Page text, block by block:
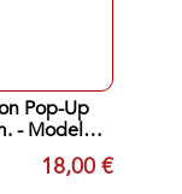
Pop-Up
- Modelos
18,00 €